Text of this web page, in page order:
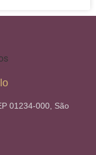
01234-000, São